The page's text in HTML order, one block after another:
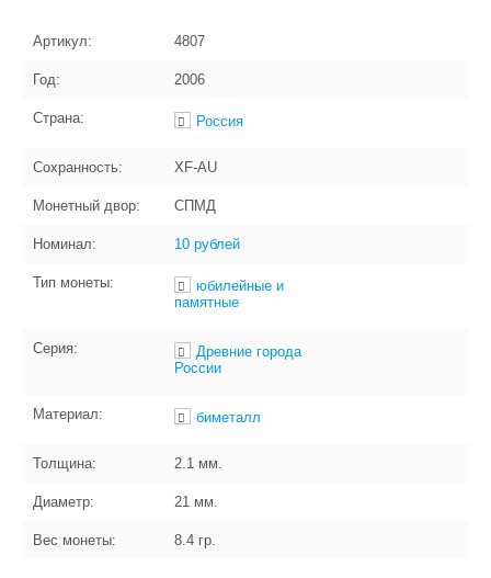
Артикул: 4807
Год: 2006
Страна: Россия
Сохранность: XF-AU
Монетный двор: СПМД
Номинал: 10 рублей
Тип монеты:
юбилейные и
памятные
Серия:
Древние города
России
Материал: биметалл
Толщина: 2.1 мм.
Диаметр: 21 мм.
Вес монеты: 8.4 гр.